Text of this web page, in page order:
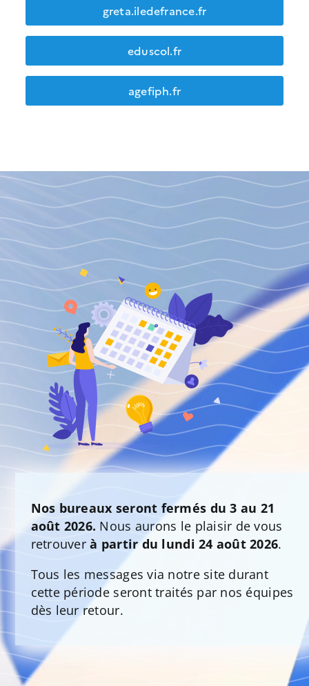
greta.iledefrance.fr
eduscol.fr
agefiph.fr
Nos bureaux seront fermés du 3 au 21
août 2026. Nous aurons le plaisir de vous
retrouverà partir du lundi 24 août 2026.
Tous les messages via notre site durant
cette période seront traités par nos équipes
dès leur retour.